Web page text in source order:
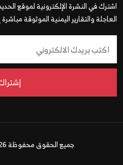
اشترك في النشرة الإلكترونية لموقع
العاجلة والتقارير اليمنية الموثوقة
جميع الحقوق محفوظة 2026 ©